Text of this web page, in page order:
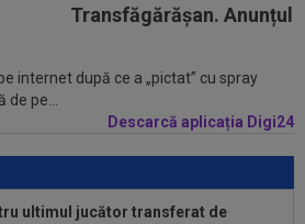
Transfăgărășan. Anunțul
internet după ce a „pictat” cu spray
pe...
Descarcă aplicația Digi24
a gazdelor? Cum arată Cotele
Unirea Slobozia - Gloria
1. Programul complet al
de puncte...
ultimul jucător transferat de